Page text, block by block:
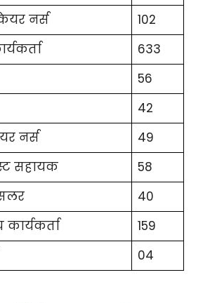
नर्स
102
633
56
42
नर्स
49
सहायक
58
40
कार्यकर्ता
159
04